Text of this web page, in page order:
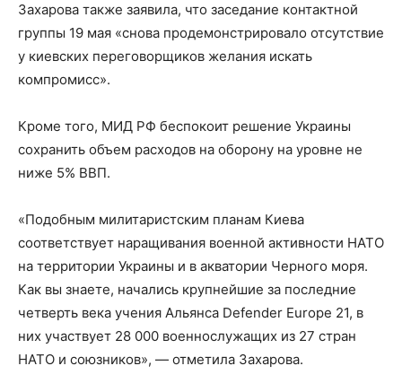
Захарова также заявила, что заседание контактной
группы 19 мая «снова продемонстрировало отсутствие
у киевских переговорщиков желания искать
компромисс».
Кроме того, МИД РФ беспокоит решение Украины
сохранить объем расходов на оборону на уровне не
ниже 5% ВВП.
«Подобным милитаристским планам Киева
соответствует наращивания военной активности НАТО
на территории Украины и в акватории Черного моря.
Как вы знаете, начались крупнейшие за последние
четверть века учения Альянса Defender Europe 21, в
них участвует 28 000 военнослужащих из 27 стран
НАТО и союзников», — отметила Захарова.